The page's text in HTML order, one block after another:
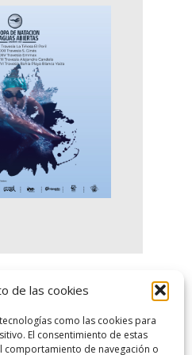
de las cookies
como las cookies para
El consentimiento de estas
de navegación o